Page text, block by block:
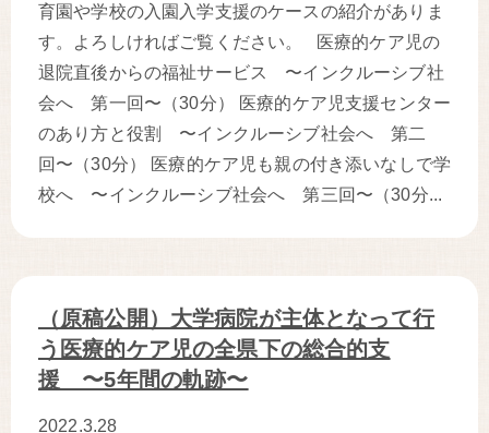
育園や学校の入園入学支援のケースの紹介がありま
す。よろしければご覧ください。 医療的ケア児の
退院直後からの福祉サービス 〜インクルーシブ社
会へ 第一回〜（30分） 医療的ケア児支援センター
のあり方と役割 〜インクルーシブ社会へ 第二
回〜（30分） 医療的ケア児も親の付き添いなしで学
校へ 〜インクルーシブ社会へ 第三回〜（30分...
（原稿公開）大学病院が主体となって行
う医療的ケア児の全県下の総合的支
援 〜5年間の軌跡〜
2022.3.28